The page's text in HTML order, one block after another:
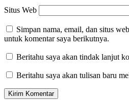
Situs Web
Simpan nama, email, dan situs
untuk komentar saya berikutnya.
Beritahu saya akan tindak lanjut
Beritahu saya akan tulisan baru